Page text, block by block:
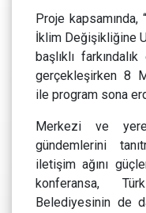
Proje kapsamında,
İklim Değişikliğine
başlıklı
gerçekleşirken 8
ile program sona
Merkezi ve
gündemlerini
iletişim ağını
konferansa,
Belediyesinin de